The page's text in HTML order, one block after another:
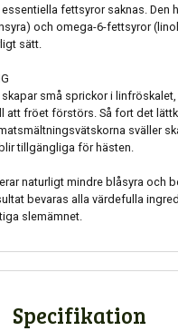
fettsyror saknas. Den
och omega-6-fettsyror
sätt.
små sprickor i
att fröet förstörs. Så fort det
sväller
tillgängliga för hästen.
naturligt mindre blåsyra och
bevaras alla värdefulla
slemämnet.
Specifikation